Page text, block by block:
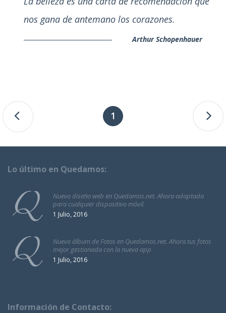
nos gana de antemano los corazones.
Arthur Schopenhauer
1
Lo último en Quedamos:
Nuevo diseño web en Quedamos.net. Ahora adaptada
para cualquier dispositivo móvil.
1 Julio, 2016
Nuevo álbum de Fotos en Quedamos.net. Ahora tus fotos
mejor gestionada con la nueva app
1 Julio, 2016
Información de Contacto: